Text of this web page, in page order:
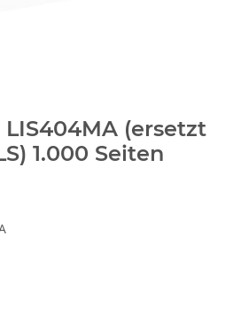
(ersetzt
1.000 Seiten